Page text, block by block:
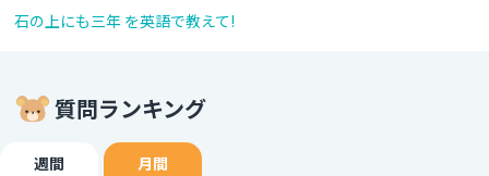
石の上にも三年 を英語で教えて!
質問ランキング
週間 月間